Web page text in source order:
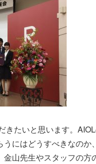
きたいと思います。
にはどうすべきなのか
山先生やスタッフの方